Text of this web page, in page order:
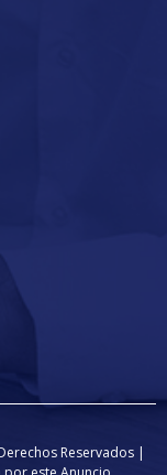
Reservados |